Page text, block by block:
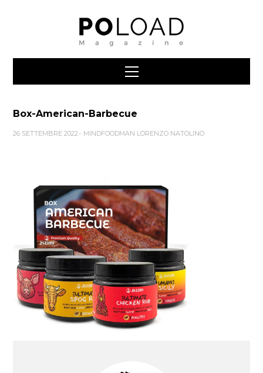
Box-American-Barbecue
26 SETTEMBRE 2022 MINDFOODMAN LORENZO NATOLINO